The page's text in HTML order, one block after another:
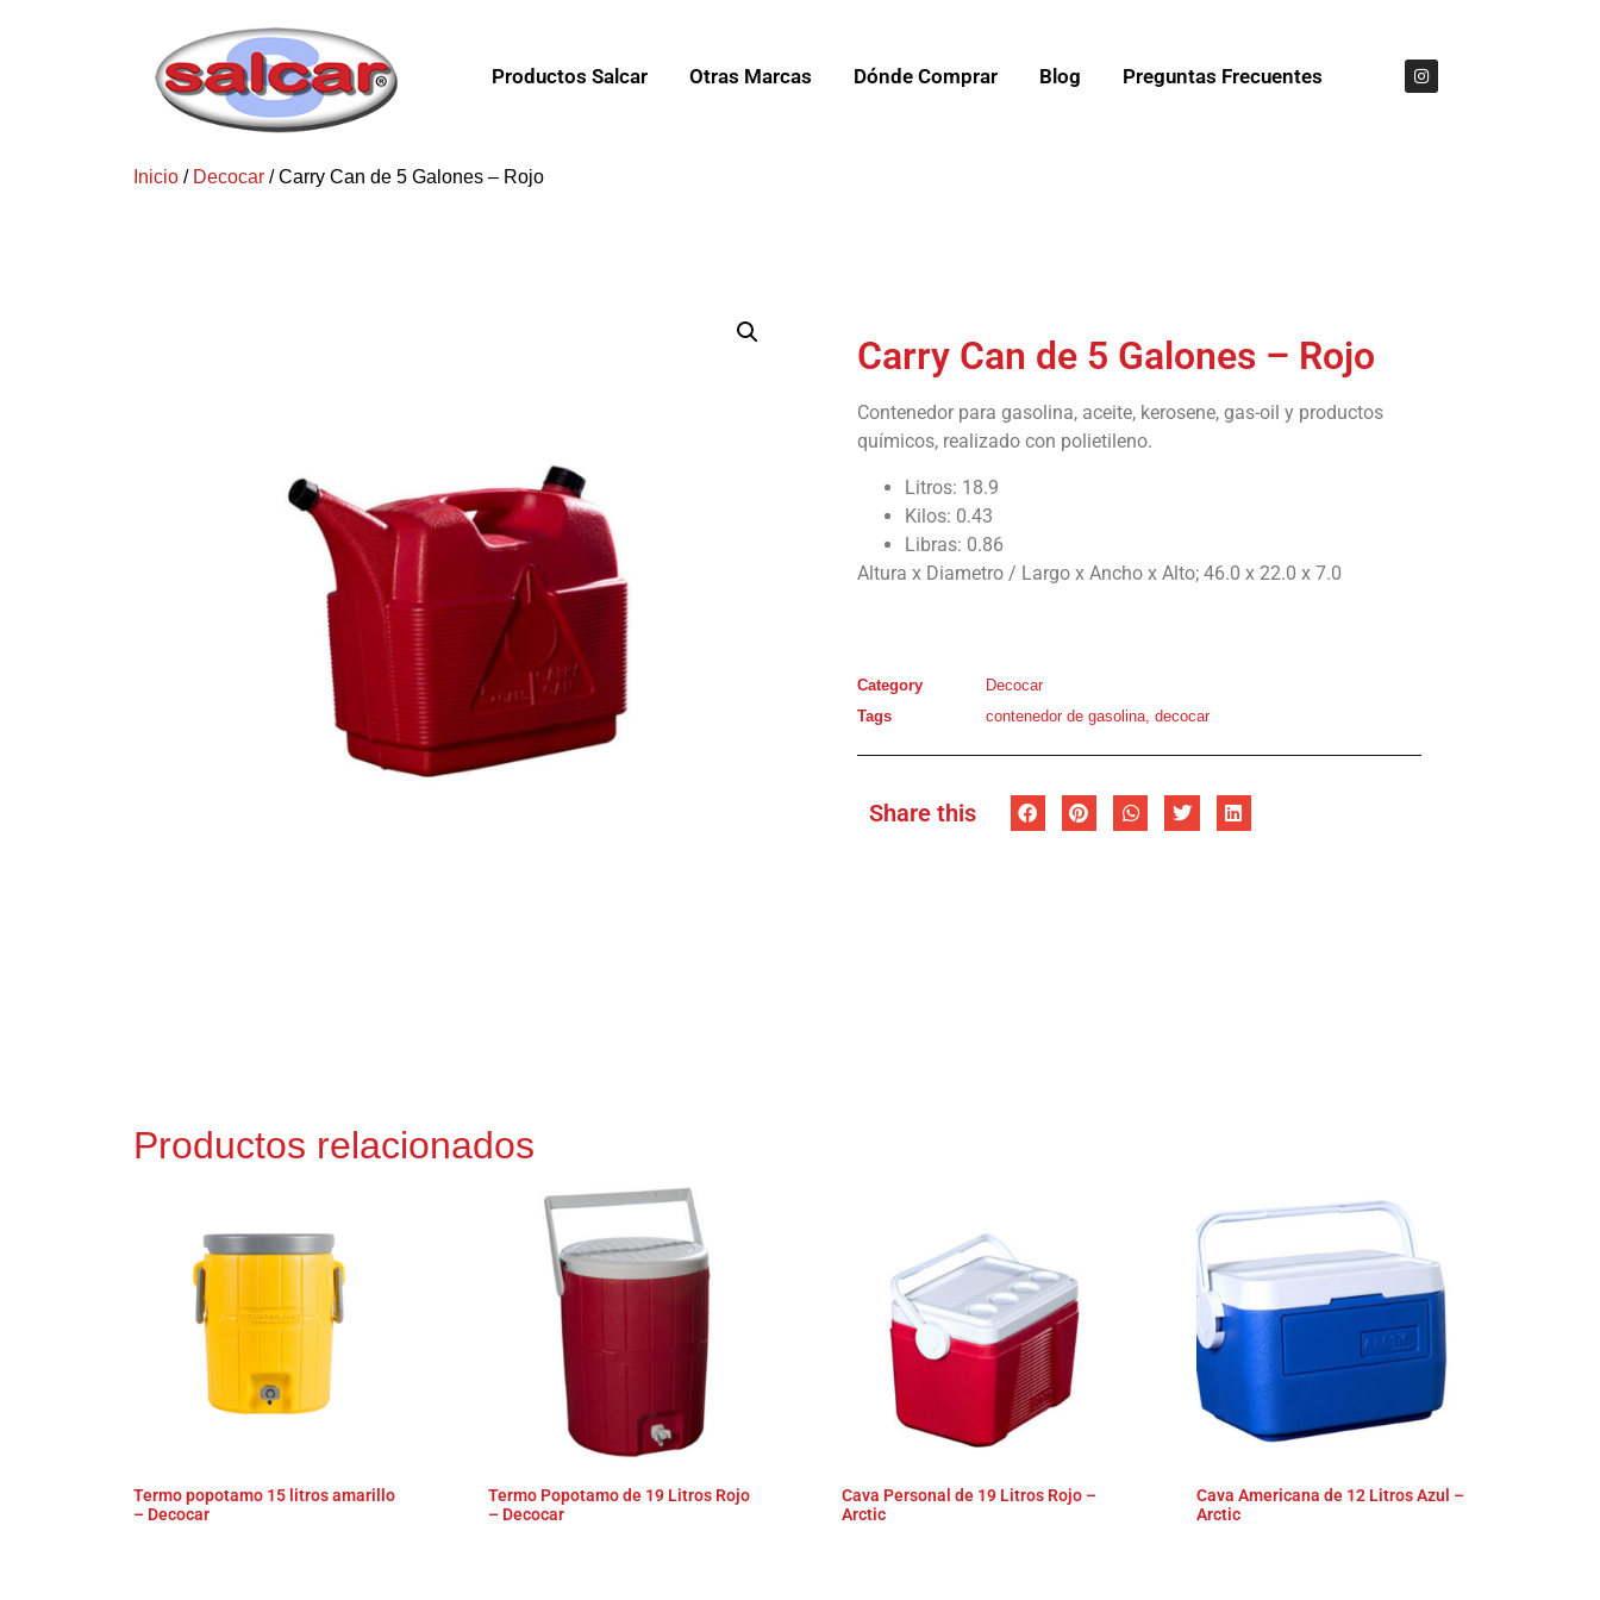
Productos Salcar Otras Marcas Dónde Comprar Blog Preguntas Frecuentes
Inicio / Decocar / Carry Can de 5 Galones – Rojo
Carry Can de 5 Galones – Rojo
Contenedor para gasolina, aceite, kerosene, gas-oil y productos
químicos, realizado con polietileno.
Litros: 18.9
Kilos: 0.43
Libras: 0.86
Altura x Diametro / Largo x Ancho x Alto; 46.0 x 22.0 x 7.0
Category
Decocar
Tags
contenedor de gasolina, decocar
Share this
Productos relacionados
Termo popotamo 15 litros amarillo
– Decocar
Termo Popotamo de 19 Litros Rojo
– Decocar
Cava Personal de 19 Litros Rojo –
Arctic
Cava Americana de 12 Litros Azul –
Arctic